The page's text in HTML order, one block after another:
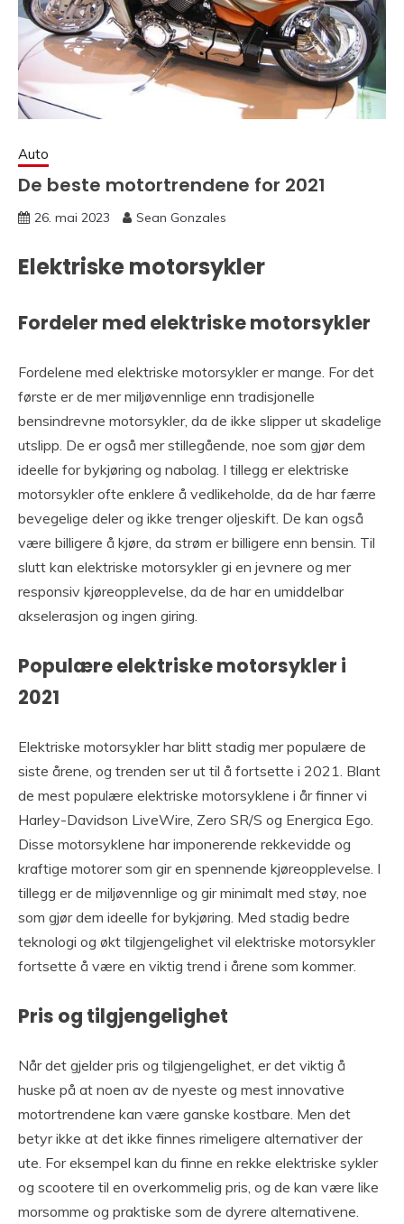
Auto
De beste motortrendene for 2021
26. mai 2023 Sean Gonzales
Elektriske motorsykler
Fordeler med elektriske motorsykler
Fordelene med elektriske motorsykler er mange. For det
første er de mer miljøvennlige enn tradisjonelle
bensindrevne motorsykler, da de ikke slipper ut skadelige
utslipp. De er også mer stillegående, noe som gjør dem
ideelle for bykjøring og nabolag. I tillegg er elektriske
motorsykler ofte enklere å vedlikeholde, da de har færre
bevegelige deler og ikke trenger oljeskift. De kan også
være billigere å kjøre, da strøm er billigere enn bensin. Til
slutt kan elektriske motorsykler gi en jevnere og mer
responsiv kjøreopplevelse, da de har en umiddelbar
akselerasjon og ingen giring.
Populære elektriske motorsykler i
2021
Elektriske motorsykler har blitt stadig mer populære de
siste årene, og trenden ser ut til å fortsette i 2021. Blant
de mest populære elektriske motorsyklene i år finner vi
Harley-Davidson LiveWire, Zero SR/S og Energica Ego.
Disse motorsyklene har imponerende rekkevidde og
kraftige motorer som gir en spennende kjøreopplevelse. I
tillegg er de miljøvennlige og gir minimalt med støy, noe
som gjør dem ideelle for bykjøring. Med stadig bedre
teknologi og økt tilgjengelighet vil elektriske motorsykler
fortsette å være en viktig trend i årene som kommer.
Pris og tilgjengelighet
Når det gjelder pris og tilgjengelighet, er det viktig å
huske på at noen av de nyeste og mest innovative
motortrendene kan være ganske kostbare. Men det
betyr ikke at det ikke finnes rimeligere alternativer der
ute. For eksempel kan du finne en rekke elektriske sykler
og scootere til en overkommelig pris, og de kan være like
morsomme og praktiske som de dyrere alternativene.